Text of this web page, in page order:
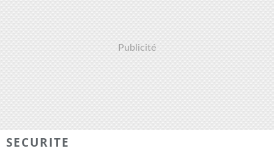
Publicité
SECURITE